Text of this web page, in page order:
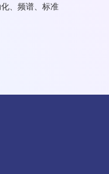
、频谱、标准